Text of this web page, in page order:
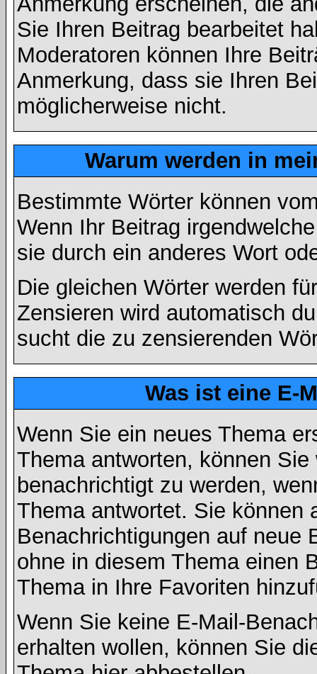
Sie Ihren Beitrag bearbeitet
Moderatoren können Ihre
Anmerkung, dass sie Ihren
möglicherweise nicht.
Warum werden in
Bestimmte Wörter können
Wenn Ihr Beitrag
sie durch ein anderes Wort
Die gleichen Wörter werden
Zensieren wird automatisch
sucht die zu zensierenden
Was ist eine E-
Wenn Sie ein neues Thema
Thema antworten, können
benachrichtigt zu werden,
Thema antwortet. Sie können
Benachrichtigungen auf neue
ohne in diesem Thema einen
Thema in Ihre Favoriten
Wenn Sie keine E-Mail-
erhalten wollen, können Sie